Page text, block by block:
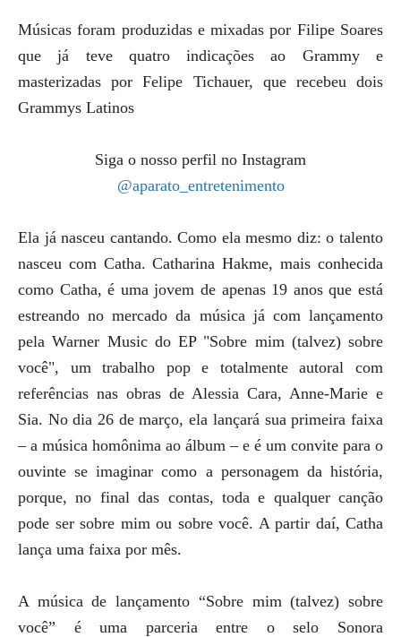
Músicas foram produzidas e mixadas por Filipe Soares
que já teve quatro indicações ao Grammy e
masterizadas por Felipe Tichauer, que recebeu dois
Grammys Latinos
Siga o nosso perfil no Instagram
@aparato_entretenimento
Ela já nasceu cantando. Como ela mesmo diz: o talento
nasceu com Catha. Catharina Hakme, mais conhecida
como Catha, é uma jovem de apenas 19 anos que está
estreando no mercado da música já com lançamento
pela Warner Music do EP "Sobre mim (talvez) sobre
você", um trabalho pop e totalmente autoral com
referências nas obras de Alessia Cara, Anne-Marie e
Sia. No dia 26 de março, ela lançará sua primeira faixa
– a música homônima ao álbum – e é um convite para o
ouvinte se imaginar como a personagem da história,
porque, no final das contas, toda e qualquer canção
pode ser sobre mim ou sobre você. A partir daí, Catha
lança uma faixa por mês.
A música de lançamento “Sobre mim (talvez) sobre
você” é uma parceria entre o selo Sonora